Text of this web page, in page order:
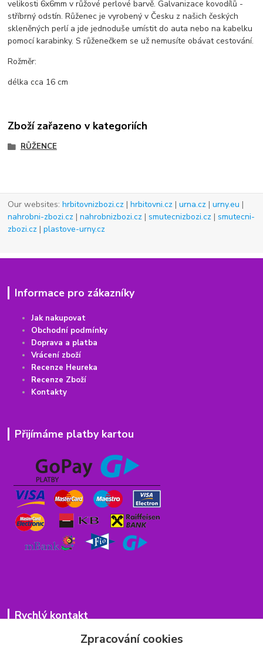
velikosti 6x6mm v růžové perlové barvě. Galvanizace kovodílů -
stříbrný odstín. Růženec je vyrobený v Česku z našich českých
skleněných perlí a jde jednoduše umístit do auta nebo na kabelku
pomocí karabinky. S růženečkem se už nemusíte obávat cestování.
Rožměr:
délka cca 16 cm
Zboží zařazeno v kategoriích
RŮŽENCE
Our websites:hrbitovnizbozi.cz |hrbitovni.cz |urna.cz |urny.eu |
nahrobni-zbozi.cz |nahrobnizbozi.cz |smutecnizbozi.cz |smutecni-
zbozi.cz |plastove-urny.cz
Informace pro zákazníky
Jak nakupovat
Obchodní podmínky
Doprava a platba
Vrácení zboží
Recenze Heureka
Recenze Zboží
Kontakty
Přijímáme platby kartou
Rychlý kontakt
Zpracování cookies